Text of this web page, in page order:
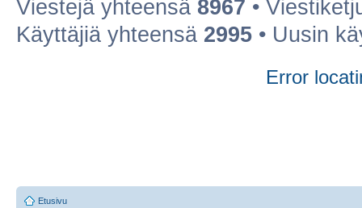
Viestejä yhteensä 8967 •
Käyttäjiä yhteensä 2995 • Uusin
Error
Etusivu